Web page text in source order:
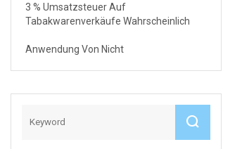
3 % Umsatzsteuer Auf
Tabakwarenverkäufe Wahrscheinlich
Anwendung Von Nicht